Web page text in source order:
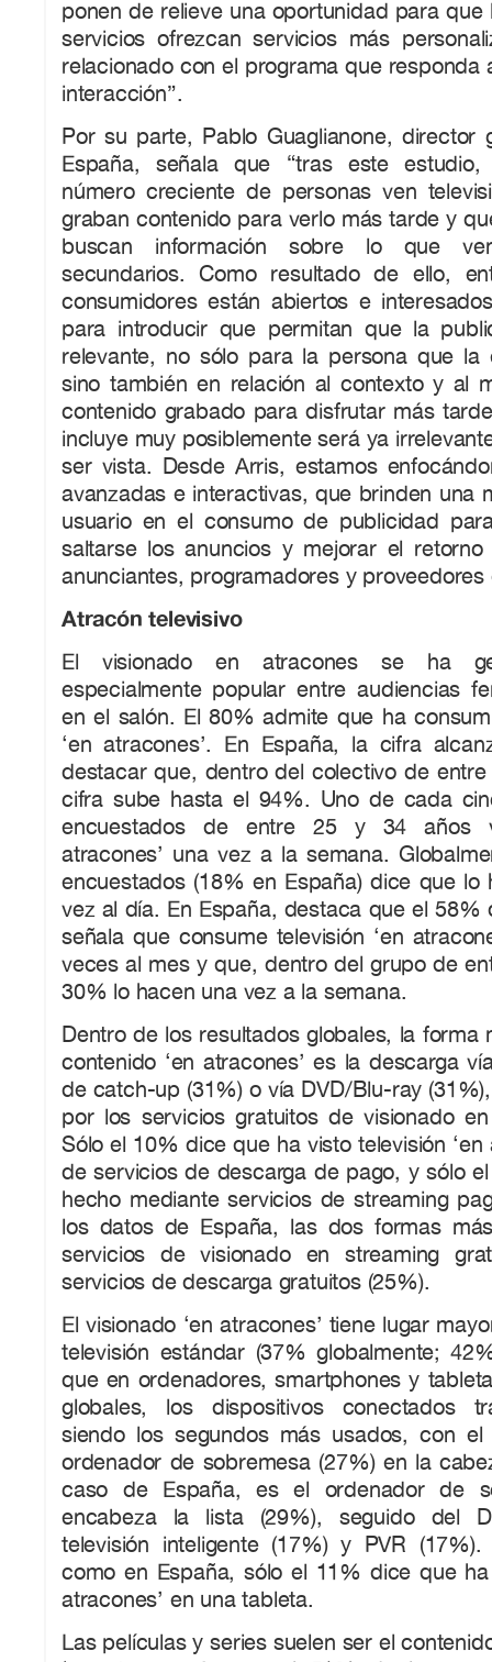
ponen de relieve una oportunidad para
servicios ofrezcan servicios más
relacionado con el programa que responda
interacción”.
Por su parte, Pablo Guaglianone, director
España, señala que “tras este
número creciente de personas ven
graban contenido para verlo más tarde y
buscan información sobre lo que
secundarios. Como resultado de ello,
consumidores están abiertos e
para introducir que permitan que la
relevante, no sólo para la persona que la
sino también en relación al contexto y al
contenido grabado para disfrutar más
incluye muy posiblemente será ya
ser vista. Desde Arris, estamos
avanzadas e interactivas, que brinden una
usuario en el consumo de publicidad
saltarse los anuncios y mejorar el
anunciantes, programadores y proveedores
Atracón televisivo
El visionado en atracones se ha
especialmente popular entre audiencias
en el salón. El 80% admite que ha
‘en atracones’. En España, la cifra
destacar que, dentro del colectivo de
cifra sube hasta el 94%. Uno de cada
encuestados de entre 25 y 34 años
atracones’ una vez a la semana.
encuestados (18% en España) dice que lo
vez al día. En España, destaca que el 58%
señala que consume televisión ‘en
veces al mes y que, dentro del grupo de
30% lo hacen una vez a la semana.
Dentro de los resultados globales, la forma
contenido ‘en atracones’ es la descarga
de catch-up (31%) o vía DVD/Blu-ray
por los servicios gratuitos de visionado en
Sólo el 10% dice que ha visto televisión ‘en
de servicios de descarga de pago, y sólo
hecho mediante servicios de streaming
los datos de España, las dos formas
servicios de visionado en streaming
servicios de descarga gratuitos (25%).
El visionado ‘en atracones’ tiene lugar
televisión estándar (37% globalmente;
que en ordenadores, smartphones y
globales, los dispositivos conectados
siendo los segundos más usados, con
ordenador de sobremesa (27%) en la
caso de España, es el ordenador de
encabeza la lista (29%), seguido del
televisión inteligente (17%) y PVR (17%).
como en España, sólo el 11% dice que ha
atracones’ en una tableta.
Las películas y series suelen ser el